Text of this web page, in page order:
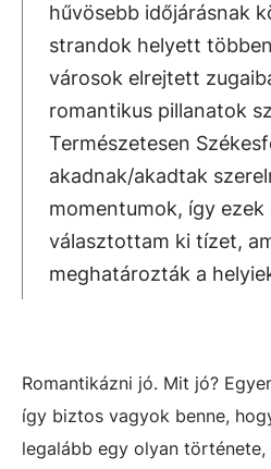
hűvösebb időjárásnak
strandok helyett
városok elrejtett
romantikus pillanatok
Természetesen
akadnak/akadtak
momentumok, így ezek
választottam ki tízet,
meghatározták a
Romantikázni jó. Mit jó?
így biztos vagyok benne,
legalább egy olyan